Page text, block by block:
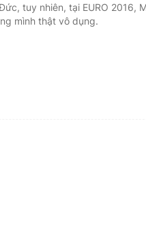
tuy nhiên, tại EURO 2016,
mình thật vô dụng.